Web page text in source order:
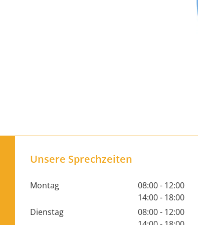
Unsere Sprechzeiten
Montag
08:00 - 12:00
14:00 - 18:00
Dienstag
08:00 - 12:00